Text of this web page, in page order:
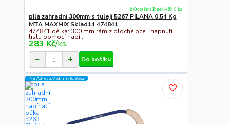
pila zahradní 300mm s tulejí 5267 PILANA 0.54 Kg
MTA MAXMIX Sklad14 474841
474841 délka: 300 mm rám z ploché oceli napnutí
listu pomocí napí...
283 Kč/ks
k Odeslání Ihned-48h 8 ks
Do košíku
Na Adresu,Výd.místo,Boxu